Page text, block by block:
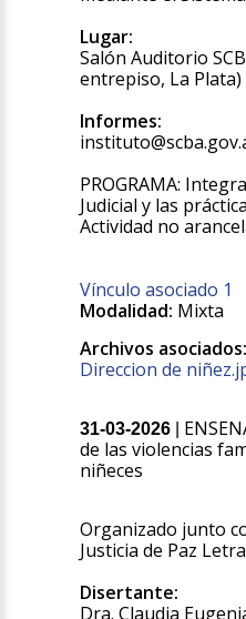
Lugar:
Salón Auditorio
entrepiso, La Plata)
Informes:
PROGRAMA:
Judicial y las
Actividad no
Vínculo asociado 1
Modalidad: Mixta
Archivos asociados:
Direccion de
31-03-2026
de las violencias
niñeces
Organizado junto
Justicia de Paz
Disertante:
Dra. Claudia